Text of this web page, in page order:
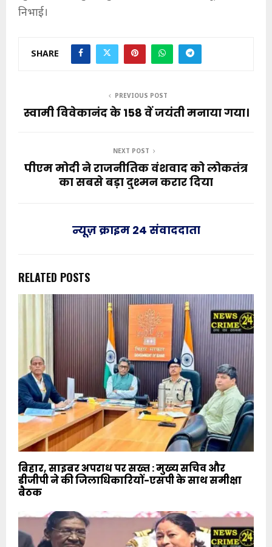
निभाई।
SHARE
PREVIOUS POST
स्वामी विवेकानंद के 158 वें जयंती मनाया गया।
NEXT POST
पीएम मोदी ने राजनीतिक वंशवाद को लोकतंत्र
का सबसे बड़ा दुश्मन करार दिया
न्यूज़ क्राइम 24 संवाददाता
RELATED POSTS
बिहार, साइबर अपराध पर सख्त : मुख्य सचिव और
डीजीपी ने की जिलाधिकारियों-एसपी के साथ समीक्षा
बैठक